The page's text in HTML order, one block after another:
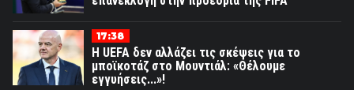
17:38
Η UEFA δεν αλλάζει τις σκέψεις για το
μποϊκοτάζ στο Μουντιάλ: «Θέλουμε
εγγυήσεις...»!